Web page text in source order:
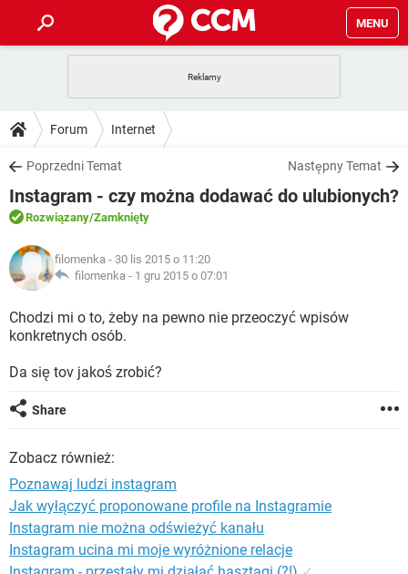
MENU
GRY
SPOTIFY
INSTAGRAM FACEBOOK
WINDOWS 10
PORADY
PlayStation
SPOTIFY
INSTAGRAM
WINDOWS 10
DO POBRANIA
ANDROID TIKTOK
GRY
IOS
INSTAGRAM
WINDOWS 10
FORUM
COVID-19
GRY WHATSAPP
INSTAGRAM
WINDOWS 10
ARTYKUŁY
COVID-19
GRY WHATSAPP
INSTAGRAM
WINDOWS 10
Forum Internet
Poprzedni Temat Następny Temat
Instagram - czy można dodawać do ulubionych?
Rozwiązany/Zamknięty
filomenka - 30 lis 2015 o 11:20
filomenka - 1 gru 2015 o 07:01
Chodzi mi o to, żeby na pewno nie przeoczyć wpisów
konkretnych osób.
Da się tov jakoś zrobić?
Share
Zobacz również:
Poznawaj ludzi instagram
Jak wyłączyć proponowane profile na Instagramie
Instagram nie można odświeżyć kanału
Instagram ucina mi moje wyróżnione relacje